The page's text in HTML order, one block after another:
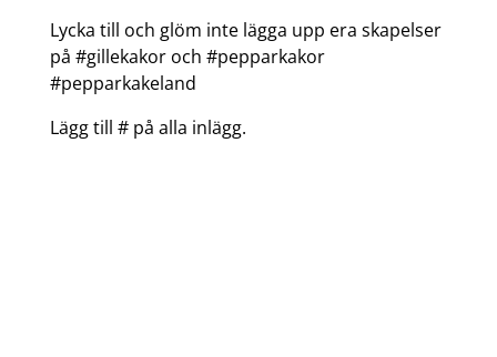
Lycka till och glöm inte lägga upp era skapelser
på #gillekakor och #pepparkakor
#pepparkakeland
Lägg till # på alla inlägg.